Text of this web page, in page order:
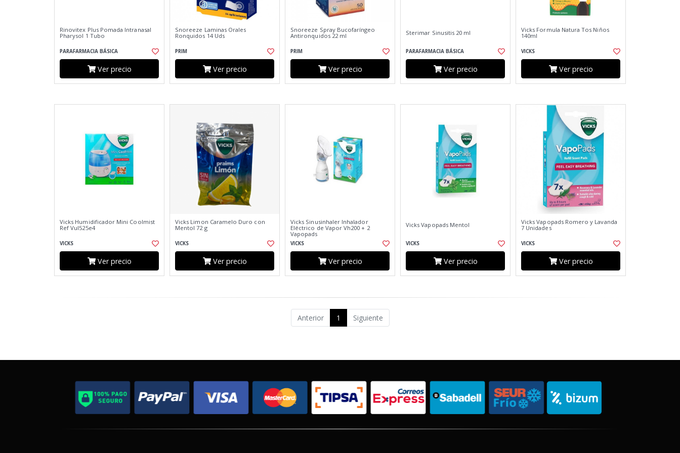
Rinovitex Plus Pomada Intranasal
Pharysol 1 Tubo
PARAFARMACIA BÁSICA
Ver precio
Snoreeze Laminas Orales
Ronquidos 14 Uds
PRIM
Ver precio
Snoreeze Spray Bucofaríngeo
Antironquidos 22 ml
PRIM
Ver precio
Sterimar Sinusitis 20 ml
PARAFARMACIA BÁSICA
Ver precio
Vicks Formula Natura Tos Niños
140ml
VICKS
Ver precio
Vicks Humidificador Mini Coolmist
Ref Vul525e4
VICKS
Ver precio
Vicks Limon Caramelo Duro con
Mentol 72 g
VICKS
Ver precio
Vicks Sinusinhaler Inhalador
Eléctrico de Vapor Vh200 + 2
Vapopads
VICKS
Ver precio
Vicks Vapopads Mentol
VICKS
Ver precio
Vicks Vapopads Romero y Lavanda
7 Unidades
VICKS
Ver precio
Anterior 1 Siguiente